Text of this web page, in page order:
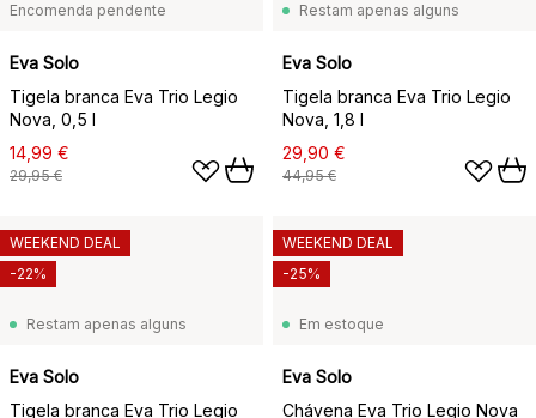
Encomenda pendente
Eva Solo
Tigela branca Eva Trio Legio
Nova, 0,5 l
14,99 €
29,95 €
Restam apenas alguns
Eva Solo
Tigela branca Eva Trio Legio
Nova, 1,8 l
29,90 €
44,95 €
Restam apenas alguns
Eva Solo
Tigela branca Eva Trio Legio
WEEKEND DEAL
-22%
Em estoque
Eva Solo
Chávena Eva Trio Legio Nova
WEEKEND DEAL
-25%